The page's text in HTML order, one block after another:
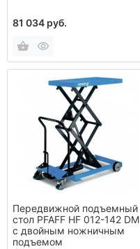
81 034 руб.
Передвижной подъемный
стол PFAFF HF 012-142 DM
с двойным ножничным
подъемом